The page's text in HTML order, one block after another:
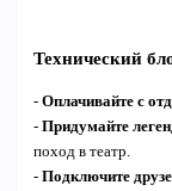
Технический
- Оплачивайте с
- Придумайте
поход в театр.
- Подключите